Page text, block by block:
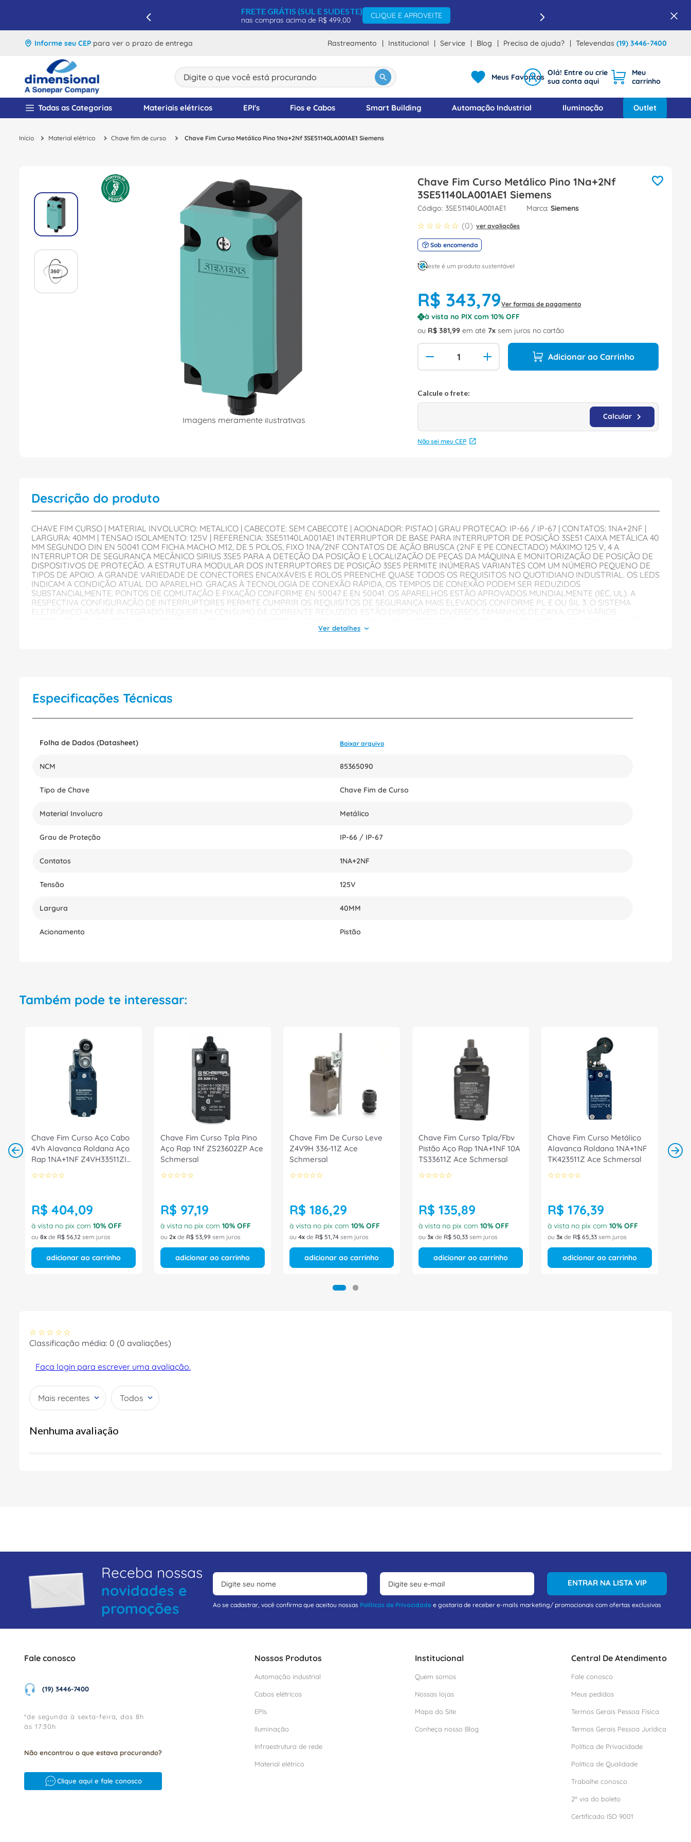
FRETE GRÁTIS (SUL E SUDESTE)
nas compras acima de R$ 499,00
CLIQUE E APROVEITE
Informe seu CEP para ver o prazo de entrega Rastreamento Institucional Service Blog Precisa de ajuda? Televendas (19) 3446-7400
Digite o que você está procurando
Meus Favoritos
Todas as Categorias Materiais elétricos EPI's Fios e Cabos Smart Building Automação Industrial Iluminação Outlet
Material elétrico Chave fim de curso Chave Fim Curso Metálico Pino 1Na+2Nf 3SE51140LA001AE1 Siemens
Imagens meramente ilustrativas
Chave Fim Curso Metálico Pino 1Na+2Nf
3SE51140LA001AE1 Siemens
: 3SE51140LA001AE1 Siemens
☆ ☆ ☆ ☆ ☆ (0) ver avaliações
Sob encomenda
este é um produto sustentável
R$ 343,79Ver formas de pagamento
à vista no PIX com10% OFF
ou R$ 381,99 em até 7 sem juros no cartão
Adicionar ao Carrinho
Não sei meu CEP
Descrição do produto
CHAVE FIM CURSO | MATERIAL INVOLUCRO: METALICO | CABECOTE: SEM CABECOTE | ACIONADOR: PISTAO | GRAU PROTECAO: IP-66 / IP-67 | CONTATOS: 1NA+2NF |
LARGURA: 40MM | TENSAO ISOLAMENTO: 125V | REFERENCIA: 3SE51140LA001AE1 INTERRUPTOR DE BASE PARA INTERRUPTOR DE POSIÇÃO 3SE51 CAIXA METÁLICA 40
MM SEGUNDO DIN EN 50041 COM FICHA MACHO M12, DE 5 POLOS, FIXO 1NA/2NF CONTATOS DE AÇÃO BRUSCA (2NF E PE CONECTADO) MÁXIMO 125 V, 4 A
INTERRUPTOR DE SEGURANÇA MECÂNICO SIRIUS 3SE5 PARA A DETEÇÃO DA POSIÇÃO E LOCALIZAÇÃO DE PEÇAS DA MÁQUINA E MONITORIZAÇÃO DE POSIÇÃO DE
DISPOSITIVOS DE PROTEÇÃO. A ESTRUTURA MODULAR DOS INTERRUPTORES DE POSIÇÃO 3SE5 PERMITE INÚMERAS VARIANTES COM UM NÚMERO PEQUENO DE
TIPOS DE APOIO. A GRANDE VARIEDADE DE CONECTORES ENCAIXÁVEIS E ROLOS PREENCHE QUASE TODOS OS REQUISITOS NO QUOTIDIANO INDUSTRIAL. OS LEDS
INDICAM A CONDIÇÃO ATUAL DO APARELHO. GRAÇAS À TECNOLOGIA DE CONEXÃO RÁPIDA, OS TEMPOS DE CONEXÃO PODEM SER REDUZIDOS
SUBSTANCIALMENTE. PONTOS DE COMUTAÇÃO E FIXAÇÃO CONFORME EN 50047 E EN 50041. OS APARELHOS ESTÃO APROVADOS MUNDIALMENTE (IEC, UL). A
RESPECTIVA CONFIGURAÇÃO DE INTERRUPTORES PERMITE CUMPRIR OS REQUISITOS DE SEGURANÇA MAIS ELEVADOS CONFORME PL E OU SIL 3. O SISTEMA
ELETRÔNICO ASISAFE INTEGRADO REQUER UM CONSUMO DE CORRENTE REDUZIDO. ESTÃO DISPONÍVEIS DIVERSOS TAMANHOS DE CAIXA, COM VÁRIOS
DO ESTADO LED E FICHA MACHO M12. A LINHA 3SF1 COM LIGAÇÃO DIRETA AO SISTEMA DE BARRAMENTOS AS-INTERFACE VEM COMPLETAR O PORTFÓLIO. COMO
Especificações Técnicas
Folha de Dados (Datasheet) Baixar arquivo
NCM 85365090
Tipo de Chave Chave Fim de Curso
Material Involucro Metálico
Grau de Proteção IP-66 / IP-67
Contatos 1NA+2NF
Tensão 125V
Largura 40MM
Acionamento Pistão
Também pode te interessar:
Chave Fim Curso Aço Cabo
4Vh Alavanca Roldana Aço
Rap 1NA+1NF Z4VH33511ZI
Ace Schmersal
☆☆☆☆☆
R$ 404,09
à vista no pix com 10% OFF
ou 8 de R$ 56,12 sem juros
adicionar ao carrinho
Chave Fim Curso Tpla Pino
Aço Rap 1Nf ZS23602ZP Ace
Schmersal
☆☆☆☆☆
R$ 97,19
à vista no pix com 10% OFF
ou 2 de R$ 53,99 sem juros
adicionar ao carrinho
Chave Fim De Curso Leve
Z4V9H 336-11Z Ace
Schmersal
☆☆☆☆☆
R$ 186,29
à vista no pix com 10% OFF
ou 4 de R$ 51,74 sem juros
adicionar ao carrinho
Chave Fim Curso Tpla/Fbv
Pistão Aço Rap 1NA+1NF 10A
TS33611Z Ace Schmersal
☆☆☆☆☆
R$ 135,89
à vista no pix com 10% OFF
ou 3 de R$ 50,33 sem juros
adicionar ao carrinho
Chave Fim Curso Metálico
Alavanca Roldana 1NA+1NF
TK423511Z Ace Schmersal
☆☆☆☆☆
R$ 176,39
à vista no pix com 10% OFF
ou 3 de R$ 65,33 sem juros
adicionar ao carrinho
☆ ☆ ☆ ☆ ☆
Classificação média: 0 (0 avaliações)
Faça login para escrever uma avaliação.
Mais recentes Todos
Nenhuma avaliação
Receba nossas
novidades e
promoções
ENTRAR NA LISTA VIP
Ao se cadastrar, você confirma que aceitou nossas Políticas de Privacidade e gostaria de receber e-mails marketing/ promocionais com ofertas exclusivas
Fale conosco
(19) 3446-7400
*de segunda à sexta-feira, das 8h
às 17:30h
Não encontrou o que estava procurando?
Clique aqui e fale conosco
Nossos Produtos
Automação industrial
Cabos elétricos
EPIs
Iluminação
Infraestrutura de rede
Material elétrico
Institucional
Quem somos
Nossas lojas
Mapa do Site
Conheça nosso Blog
Central De Atendimento
Fale conosco
Meus pedidos
Termos Gerais Pessoa Física
Termos Gerais Pessoa Jurídica
Política de Privacidade
Política de Qualidade
Trabalhe conosco
2º via do boleto
Certificado ISO 9001
1º disjuntor
2º cabo flexivel
fita isolante
caixa passagem
orion schneider